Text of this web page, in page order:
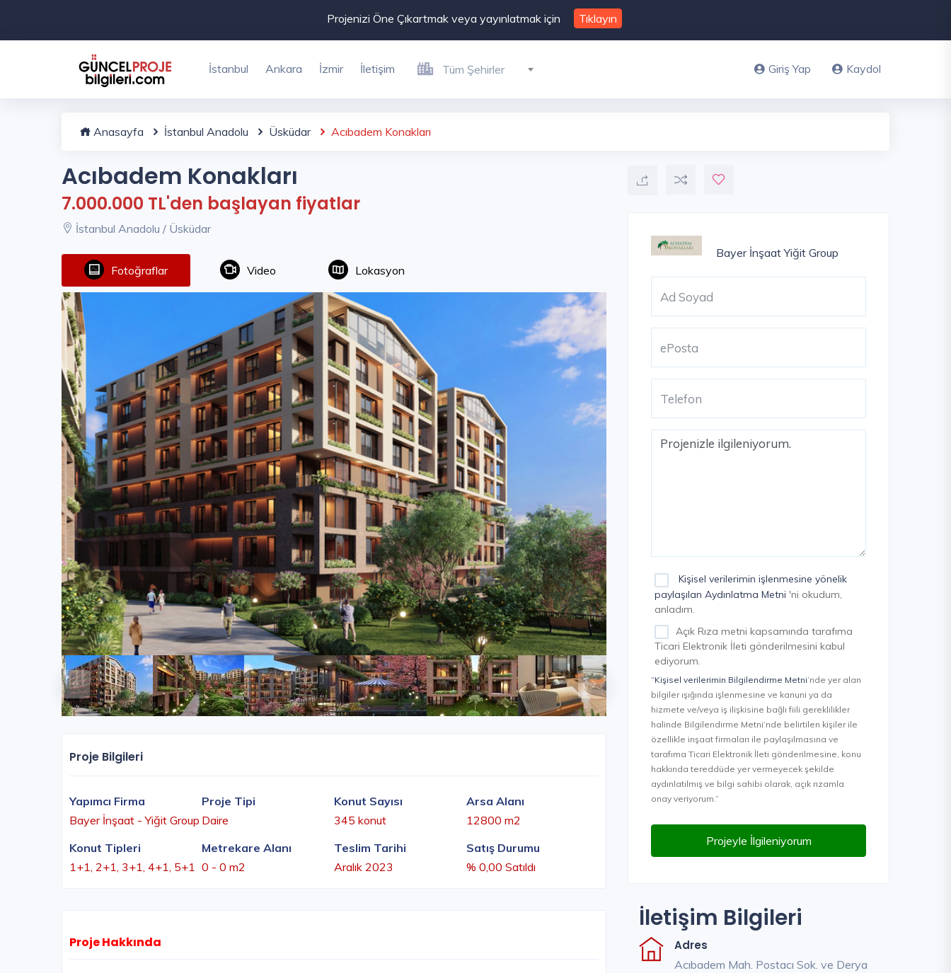
Projenizi Öne Çıkartmak veya yayınlatmak için Tıklayın
İstanbul Ankara İzmir İletişim Tüm Şehirler Giriş Yap Kaydol
Anasayfa İstanbul Anadolu Üsküdar Acıbadem Konakları
Acıbadem Konakları
7.000.000 TL'den başlayan fiyatlar
İstanbul Anadolu / Üsküdar
Fotoğraflar Video Lokasyon
Proje Bilgileri
Yapımcı Firma
Bayer İnşaat - Yiğit Group
Proje Tipi
Daire
Konut Sayısı
345 konut
Arsa Alanı
12800 m2
Konut Tipleri
1+1, 2+1, 3+1, 4+1, 5+1
Metrekare Alanı
0 - 0 m2
Teslim Tarihi
Aralık 2023
Satış Durumu
% 0,00 Satıldı
Proje Hakkında
Bayer İnşaat Yiğit Group
Kişisel verilerimin işlenmesine yönelik
paylaşılan Aydınlatma Metni 'ni okudum,
anladım.
Açık Rıza metni kapsamında tarafıma
Ticari Elektronik İleti gönderilmesini kabul
ediyorum.
“Kişisel verilerimin Bilgilendirme Metni’nde yer alan
bilgiler ışığında işlenmesine ve kanuni ya da
hizmete ve/veya iş ilişkisine bağlı fiili gereklilikler
halinde Bilgilendirme Metni’nde belirtilen kişiler ile
özellikle inşaat firmaları ile paylaşılmasına ve
tarafıma Ticari Elektronik İleti gönderilmesine, konu
hakkında tereddüde yer vermeyecek şekilde
aydınlatılmış ve bilgi sahibi olarak, açık rızamla
onay veriyorum.”
Projeyle İlgileniyorum
İletişim Bilgileri
Adres
Acıbadem Mah. Postacı Sok. ve Derya